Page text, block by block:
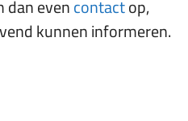
dan evencontactop,
kunnen informeren.